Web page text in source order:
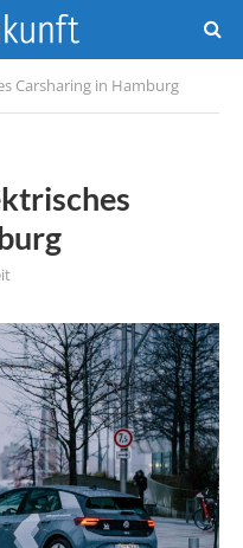
Carsharing in Hamburg